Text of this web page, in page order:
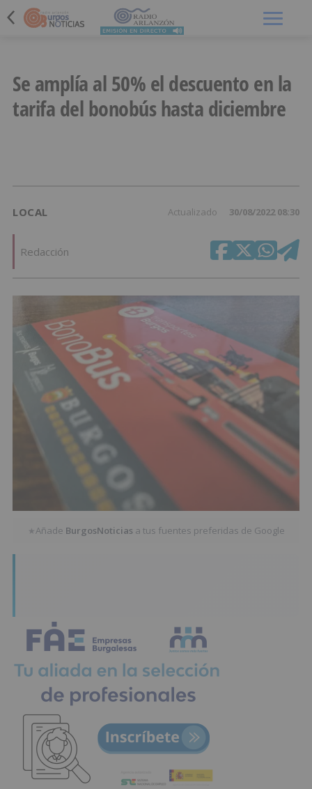
Se amplía al 50% el descuento en la
tarifa del bonobús hasta diciembre
LOCAL Actualizado 30/08/2022 08:30
Redacción
★Añade BurgosNoticias a tus fuentes preferidas de Google